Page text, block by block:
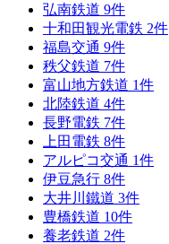
弘南鉄道 9件
十和田観光電鉄 2件
福島交通 9件
秩父鉄道 7件
富山地方鉄道 1件
北陸鉄道 4件
長野電鉄 7件
上田電鉄 8件
アルピコ交通 1件
伊豆急行 8件
大井川鐵道 3件
豊橋鉄道 10件
養老鉄道 2件